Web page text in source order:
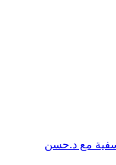
الفلسفية مع د.حسن